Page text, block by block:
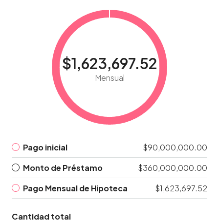
$1,623,697.52
Mensual
Pago inicial
$90,000,000.00
Monto de Préstamo
$360,000,000.00
Pago Mensual de Hipoteca
$1,623,697.52
Cantidad total